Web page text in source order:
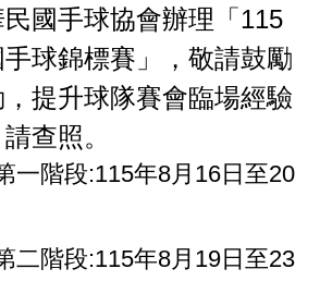
民國手球協會辦理「115
球錦標賽」，敬請鼓勵
提升球隊賽會臨場經驗
查照。
一階段:115年8月16日至20
階段:115年8月19日至23